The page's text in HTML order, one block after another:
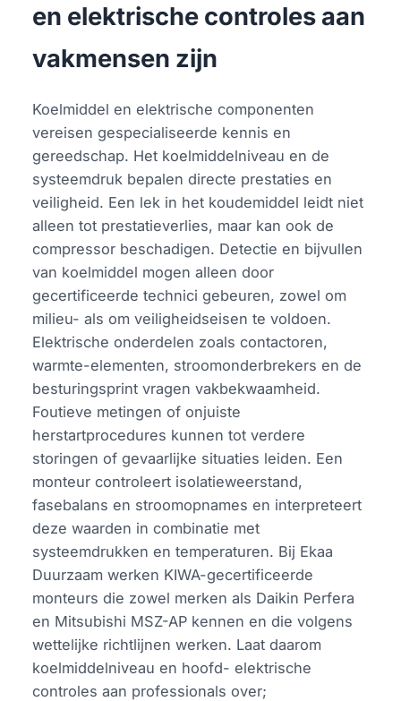
en elektrische controles aan
vakmensen zijn
Koelmiddel en elektrische componenten
vereisen gespecialiseerde kennis en
gereedschap. Het koelmiddelniveau en de
systeemdruk bepalen directe prestaties en
veiligheid. Een lek in het koudemiddel leidt niet
alleen tot prestatieverlies, maar kan ook de
compressor beschadigen. Detectie en bijvullen
van koelmiddel mogen alleen door
gecertificeerde technici gebeuren, zowel om
milieu- als om veiligheidseisen te voldoen.
Elektrische onderdelen zoals contactoren,
warmte-elementen, stroomonderbrekers en de
besturingsprint vragen vakbekwaamheid.
Foutieve metingen of onjuiste
herstartprocedures kunnen tot verdere
storingen of gevaarlijke situaties leiden. Een
monteur controleert isolatieweerstand,
fasebalans en stroomopnames en interpreteert
deze waarden in combinatie met
systeemdrukken en temperaturen. Bij Ekaa
Duurzaam werken KIWA-gecertificeerde
monteurs die zowel merken als Daikin Perfera
en Mitsubishi MSZ-AP kennen en die volgens
wettelijke richtlijnen werken. Laat daarom
koelmiddelniveau en hoofd- elektrische
controles aan professionals over;